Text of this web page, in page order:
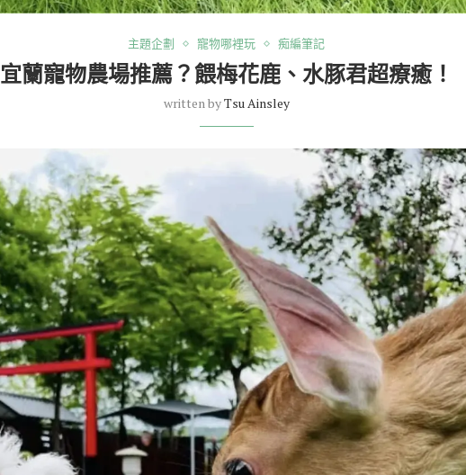
主題企劃 寵物哪裡玩 痴編筆記
宜蘭寵物農場推薦？餵梅花鹿、水豚君超療癒！
written byTsu Ainsley